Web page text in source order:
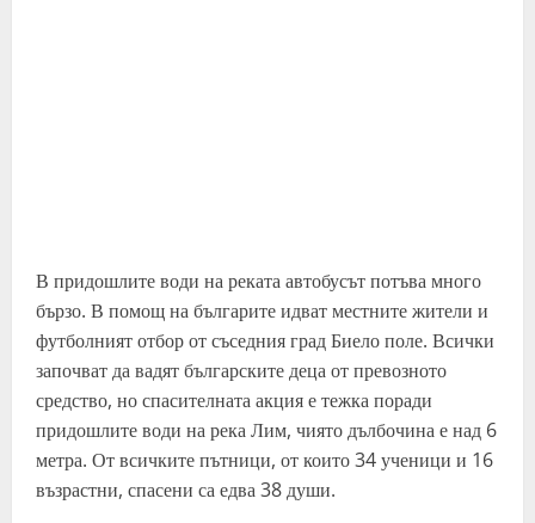
В придошлите води на реката автобусът потъва много
бързо. В помощ на българите идват местните жители и
футболният отбор от съседния град Биело поле. Всички
започват да вадят българските деца от превозното
средство, но спасителната акция е тежка поради
придошлите води на река Лим, чиято дълбочина е над 6
метра. От всичките пътници, от които 34 ученици и 16
възрастни, спасени са едва 38 души.